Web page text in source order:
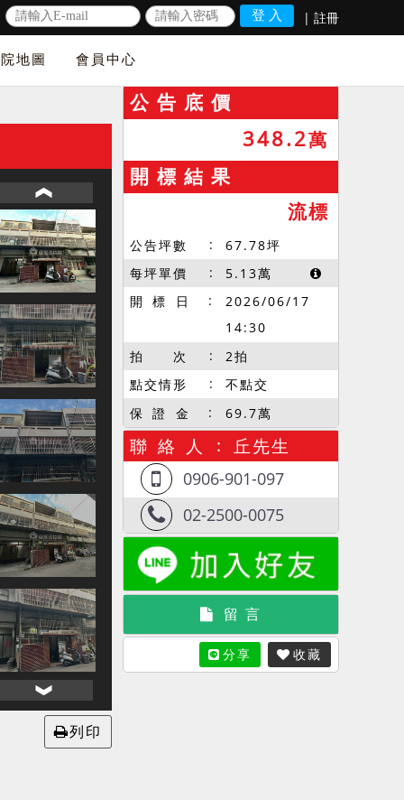
| 註冊
地圖 會員中心
列印
公 告 底 價
348.2萬
開 標 結 果
流標
公告坪數 67.78坪
每坪單價
5.13萬
開 標 日
2026/06/17
14:30
拍 次
2拍
點交情形
不點交
保 證 金
69.7萬
聯 絡 人 丘先生
0906-901-097
02-2500-0075
留 言
分享 收藏